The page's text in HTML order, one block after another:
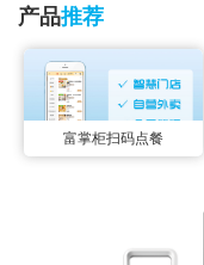
产品推荐
富掌柜扫码点餐